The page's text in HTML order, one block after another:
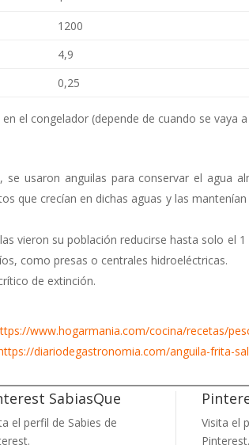
1200
4,9
0,25
el congelador (depende de cuando se vaya
se usaron anguilas para conservar el agua
que crecían en dichas aguas y las
vieron su población reducirse hasta solo
como presas o centrales hidroeléctricas.
de extinción.
www.hogarmania.com/cocina/recetas/
diariodegastronomia.com/anguila-frita-
SabiasQue
el perfil de Sabies de
Visita el
Pinterest.